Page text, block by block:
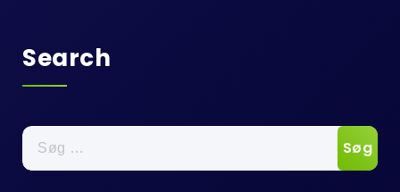
Search
Søg
efter: